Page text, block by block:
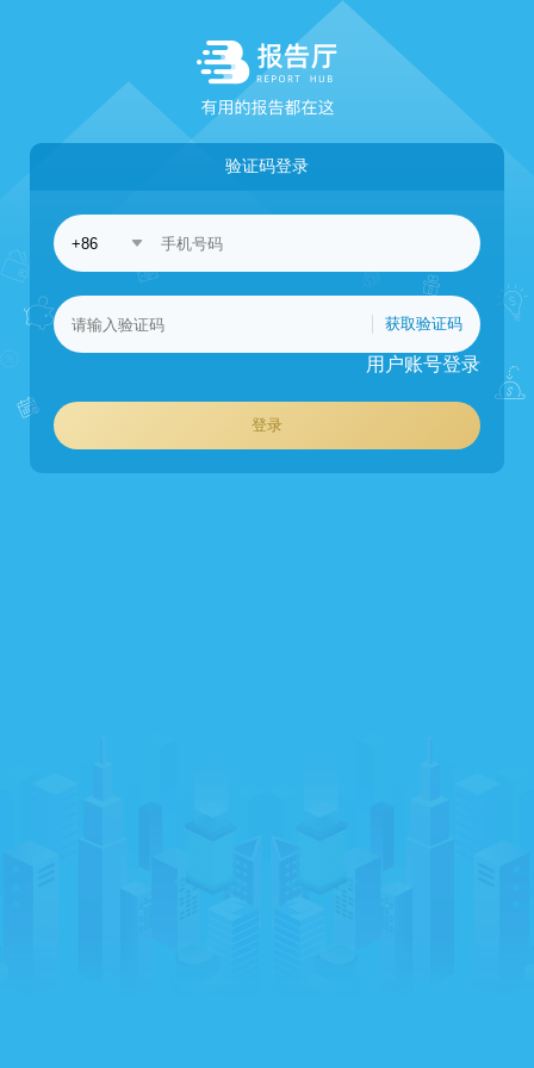
验证码登录
获取验证码
用户账号登录
登录